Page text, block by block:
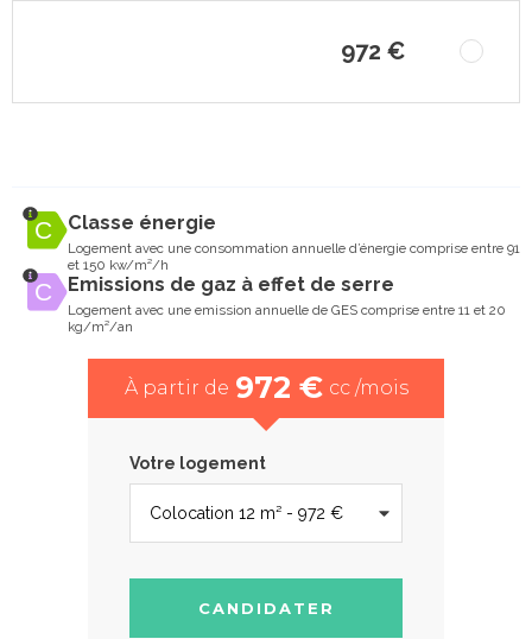
972 €
Classe énergie
Logement avec une consommation annuelle d’énergie comprise entre 91
et 150 kw/m²/h
Emissions de gaz à effet de serre
Logement avec une emission annuelle de GES comprise entre 11 et 20
kg/m²/an
À partir de 972 € cc /mois
Votre logement
CANDIDATER